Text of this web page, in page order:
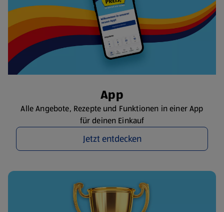
App
Alle Angebote, Rezepte und Funktionen in einer App
für deinen Einkauf
Jetzt entdecken